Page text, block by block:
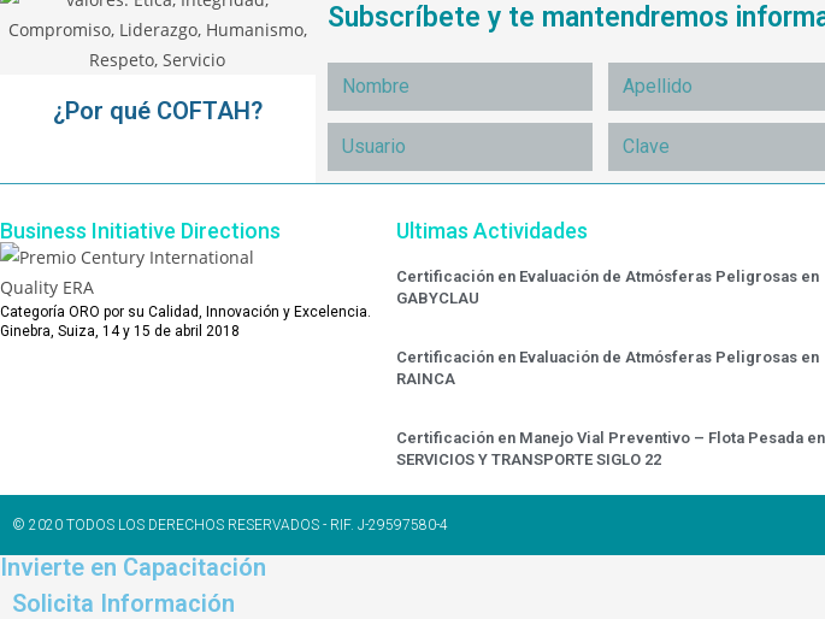
¿Por qué COFTAH?
Subscríbete y te mantendremos
Business Initiative Directions
Categoría ORO por su Calidad, Innovación y Excelencia.
Ginebra, Suiza, 14 y 15 de abril 2018
Ultimas Actividades
Certificación en Evaluación de Atmósferas Peligrosas en
GABYCLAU
Certificación en Evaluación de Atmósferas Peligrosas en
RAINCA
Certificación en Manejo Vial Preventivo – Flota Pesada en
SERVICIOS Y TRANSPORTE SIGLO 22
© 2020 TODOS LOS DERECHOS RESERVADOS - RIF. J-29597580-4
Invierte en Capacitación
Solicita Información